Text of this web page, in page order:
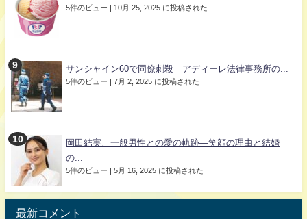
5件のビュー | 10月 25, 2025 に投稿された
サンシャイン60で同僚刺殺 アディーレ法律事務所の...
5件のビュー | 7月 2, 2025 に投稿された
岡田結実、一般男性との愛の軌跡—笑顔の理由と結婚
の...
5件のビュー | 5月 16, 2025 に投稿された
最新コメント